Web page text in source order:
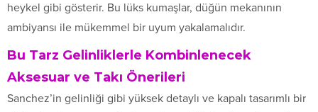
heykel gibi gösterir. Bu lüks kumaşlar, düğün mekanının
ambiyansı ile mükemmel bir uyum yakalamalıdır.
Bu Tarz Gelinliklerle Kombinlenecek
Aksesuar ve Takı Önerileri
Sanchez’in gelinliği gibi yüksek detaylı ve kapalı tasarımlı bir